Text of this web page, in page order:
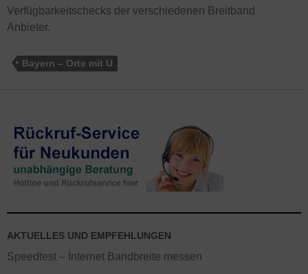
Verfügbarkeitschecks der verschiedenen Breitband
Anbieter.
Bayern – Orte mit U
AKTUELLES UND EMPFEHLUNGEN
Speedtest – Internet Bandbreite messen